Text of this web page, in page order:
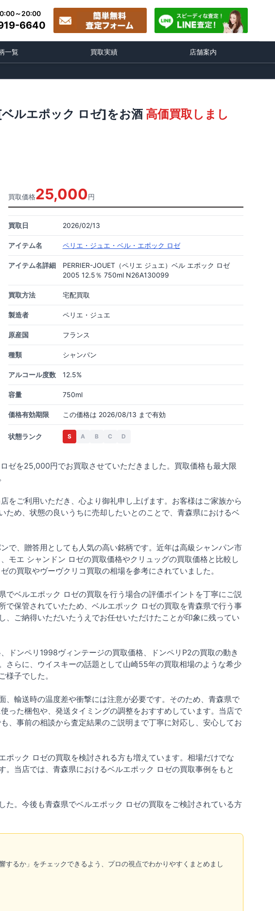
～20:00
6640
一覧 買取実績 店舗案内
ルエポック ロゼ]をお酒 高価買取しまし
買取価格25,000円
買取日 2026/02/13
アイテム名 ペリエ・ジュエ・ベル・エポック ロゼ
アイテム名詳細
PERRIER-JOUET（ペリエ ジュエ）ベル エポック ロゼ
2005 12.5％ 750ml N26A130099
買取方法 宅配買取
製造者 ペリエ・ジュエ
原産国 フランス
種類 シャンパン
アルコール度数 12.5%
容量 750ml
価格有効期限 この価格は 2026/08/13 まで有効
状態ランク S A B C D
ゼを25,000円でお買取させていただきました。買取価格も最大限
をご利用いただき、心より御礼申し上げます。お客様はご家族から
め、状態の良いうちに売却したいとのことで、青森県におけるベ
で、贈答用としても人気の高い銘柄です。近年は高級シャンパン市
モエ シャンドン ロゼの買取価格やクリュッグの買取価格と比較し
買取やヴーヴクリコ買取の相場を参考にされていました。
ベルエポック ロゼの買取を行う場合の評価ポイントを丁寧にご説
保管されていたため、ベルエポック ロゼの買取を青森県で行う事
ご納得いただいたうえでお任せいただけたことが印象に残ってい
ドンペリ1998ヴィンテージの買取価格、ドンペリP2の買取の動き
らに、ウイスキーの話題として山崎55年の買取相場のような希少
子でした。
輸送時の温度差や衝撃には注意が必要です。そのため、青森県で
った梱包や、発送タイミングの調整をおすすめしています。当店で
、事前の相談から査定結果のご説明まで丁寧に対応し、安心してお
ック ロゼの買取を検討される方も増えています。相場だけでな
当店では、青森県におけるベルエポック ロゼの買取事例をもと
。今後も青森県でベルエポック ロゼの買取をご検討されている方
るか」をチェックできるよう、プロの視点でわかりやすくまとめまし